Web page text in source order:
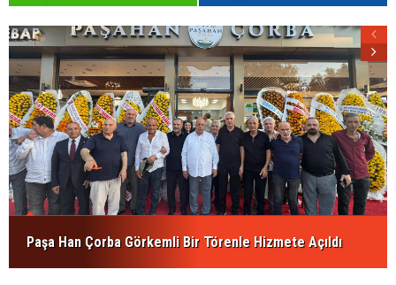
Paşa Han Çorba Görkemli Bir Törenle Hizmete Açıldı